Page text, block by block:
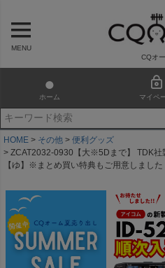
MENU
CQオ
ホーム マイペ
HOME その他
便利グッズ
ZCAT2032-0930【大※5Dまで】 TDK社
【ゆ】※まとめ買い特典もご用意しました